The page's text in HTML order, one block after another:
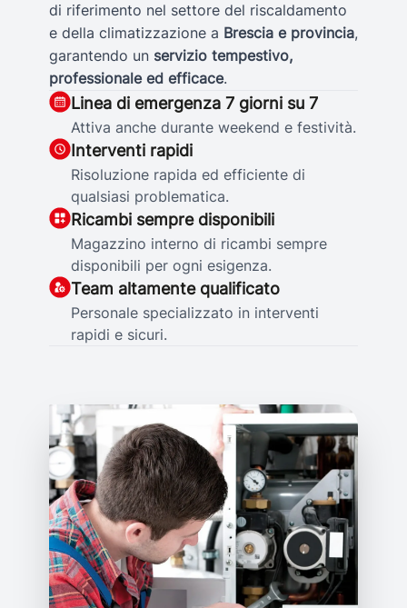
di riferimento nel settore del riscaldamento
e della climatizzazione a Brescia e provincia,
garantendo un servizio tempestivo,
professionale ed efficace.
Linea di emergenza 7 giorni su 7
Attiva anche durante weekend e festività.
Interventi rapidi
Risoluzione rapida ed efficiente di
qualsiasi problematica.
Ricambi sempre disponibili
Magazzino interno di ricambi sempre
disponibili per ogni esigenza.
Team altamente qualificato
Personale specializzato in interventi
rapidi e sicuri.